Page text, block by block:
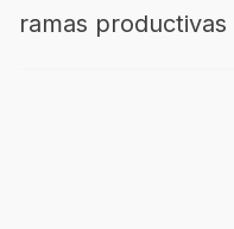
ramas